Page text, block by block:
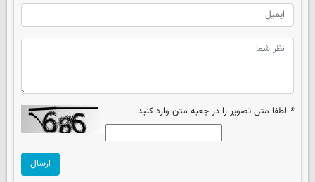
* لطفا متن تصویر را در جعبه متن وارد کنید
ارسال